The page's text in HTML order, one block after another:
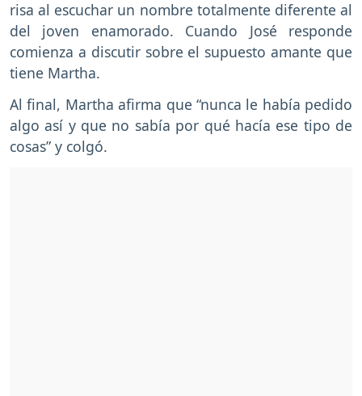
risa al escuchar un nombre totalmente diferente al
del joven enamorado. Cuando José responde
comienza a discutir sobre el supuesto amante que
tiene Martha.
Al final, Martha afirma que “nunca le había pedido
algo así y que no sabía por qué hacía ese tipo de
cosas” y colgó.